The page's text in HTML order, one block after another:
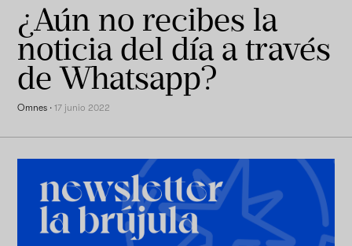
¿Aún no recibes la
noticia del día a través
de Whatsapp?
Omnes ·17 junio 2022